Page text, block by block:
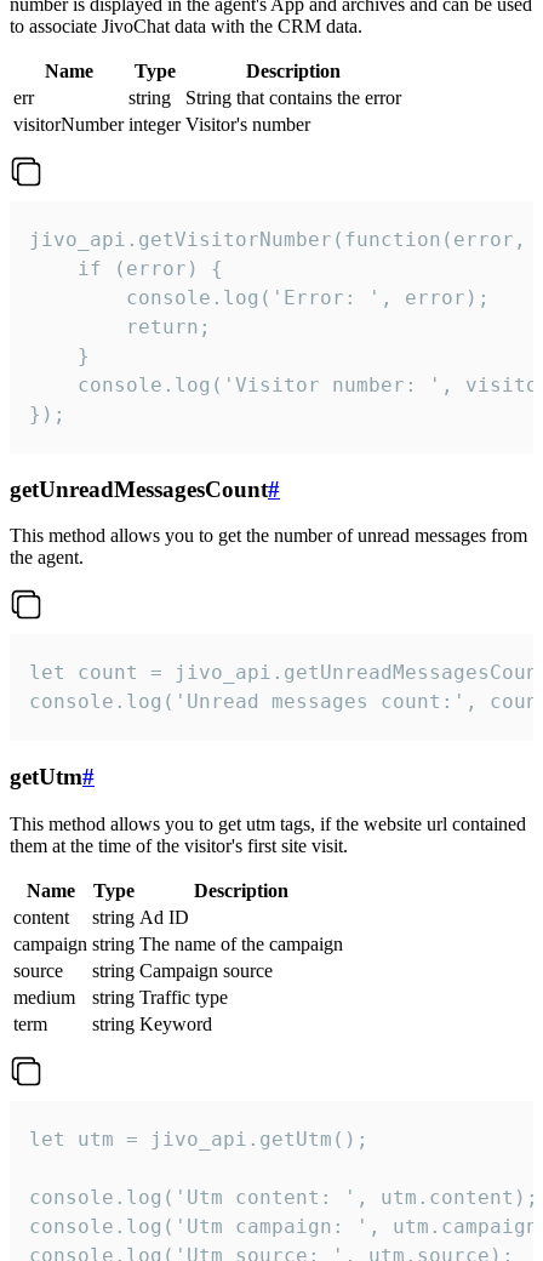
to associate JivoChat data with the CRM data.
Name Type
Description
err
string
String that contains the error
visitorNumber integer Visitor's number
jivo_api.getVisitorNumber(function(error,
    if (error) {
        console.log('Error: ', error);
        return;
    }
console.log('Visitor number: ',
});
getUnreadMessagesCount#
This method allows you to get the number of unread messages from
the agent.
let count =
console.log('Unread messages count:',
getUtm#
This method allows you to get utm tags, if the website url contained
them at the time of the visitor's first site visit.
Name Type
Description
content
string Ad ID
campaign string The name of the campaign
source
string Campaign source
medium
string Traffic type
term
string Keyword
let utm = jivo_api.getUtm();
console.log('Utm content: ', utm.content);
console.log('Utm campaign: ',
console.log('Utm source: ', utm.source);